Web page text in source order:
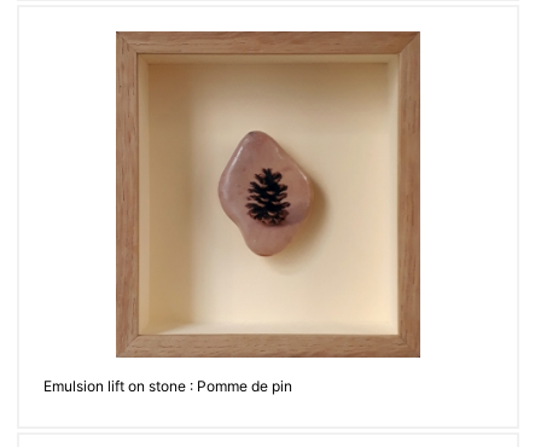
Emulsion lift on stone : Pomme de pin